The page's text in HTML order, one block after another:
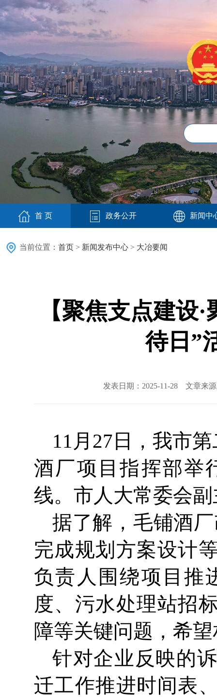
首 页 政务公开 新闻中
当前位置： 首页 > 新闻发布中心 > 大冶要闻
【聚焦支点建设
待日”
发表日期：2025-11-28 文章来
11月27日，我市
酒厂项目指挥部举
线。市人大常委会
据了解，毛铺酒
完成规划方案设计
负责人围绕项目推
度、污水处理站招
障等关键问题，希
针对企业反映的
迁工作推进时间表